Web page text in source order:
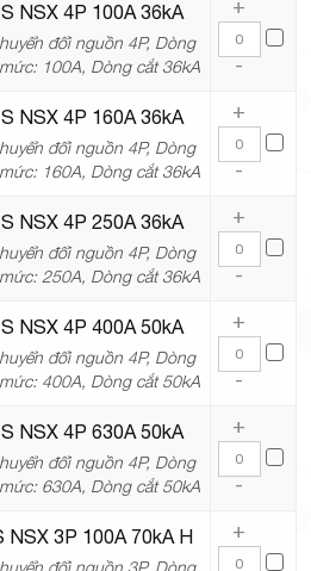
NSX 4P 100A 36kA
đổi nguồn 4P, Dòng
100A, Dòng cắt 36kA
+
-
NSX 4P 160A 36kA
đổi nguồn 4P, Dòng
160A, Dòng cắt 36kA
+
-
NSX 4P 250A 36kA
đổi nguồn 4P, Dòng
250A, Dòng cắt 36kA
+
-
NSX 4P 400A 50kA
đổi nguồn 4P, Dòng
400A, Dòng cắt 50kA
+
-
NSX 4P 630A 50kA
đổi nguồn 4P, Dòng
630A, Dòng cắt 50kA
+
-
NSX 3P 100A 70kA H +